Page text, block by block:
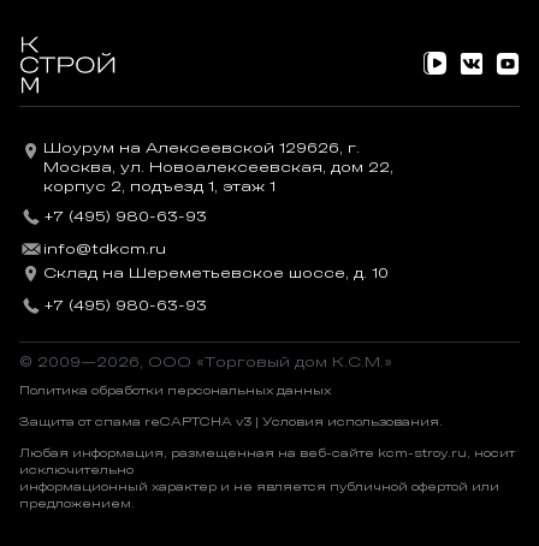
Шоурум на Алексеевской 129626, г.
Москва, ул. Новоалексеевская, дом 22,
корпус 2, подъезд 1, этаж 1
+7 (495) 980-63-93
info@tdkcm.ru
Склад на Шереметьевское шоссе, д. 10
+7 (495) 980-63-93
© 2009—2026, OOO «Торговый дом К.С.М.»
Политика обработки персональных данных
Защита от спама reCAPTCHA v3 | Условия использования.
Любая информация, размещенная на веб-сайте kcm-stroy.ru, носит
исключительно
информационный характер и не является публичной офертой или
предложением.